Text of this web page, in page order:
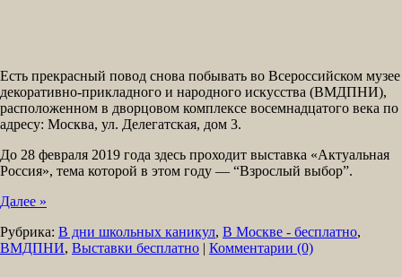
Есть прекрасный повод снова побывать во Всероссийском музее
декоративно-прикладного и народного искусства (ВМДПНИ),
расположенном в дворцовом комплексе восемнадцатого века по
адресу: Москва, ул. Делегатская, дом 3.
До 28 февраля 2019 года здесь проходит выставка «Актуальная
Россия», тема которой в этом году — “Взрослый выбор”.
Далее »
Рубрика: В дни школьных каникул, В Москве - бесплатно,
ВМДПНИ, Выставки бесплатно | Комментарии (0)